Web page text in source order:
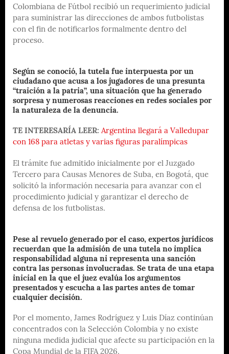
Colombiana de Fútbol recibió un requerimiento judicial
para suministrar las direcciones de ambos futbolistas
con el fin de notificarlos formalmente dentro del
proceso.
Según se conoció, la tutela fue interpuesta por un
ciudadano que acusa a los jugadores de una presunta
“traición a la patria”, una situación que ha generado
sorpresa y numerosas reacciones en redes sociales por
la naturaleza de la denuncia.
TE INTERESARÍA LEER: Argentina llegará a Valledupar
con 168 para atletas y varias figuras paralímpicas
El trámite fue admitido inicialmente por el Juzgado
Tercero para Causas Menores de Suba, en Bogotá, que
solicitó la información necesaria para avanzar con el
procedimiento judicial y garantizar el derecho de
defensa de los futbolistas.
Pese al revuelo generado por el caso, expertos jurídicos
recuerdan que la admisión de una tutela no implica
responsabilidad alguna ni representa una sanción
contra las personas involucradas. Se trata de una etapa
inicial en la que el juez evalúa los argumentos
presentados y escucha a las partes antes de tomar
cualquier decisión.
Por el momento, James Rodríguez y Luis Díaz continúan
concentrados con la Selección Colombia y no existe
ninguna medida judicial que afecte su participación en la
Copa Mundial de la FIFA 2026.